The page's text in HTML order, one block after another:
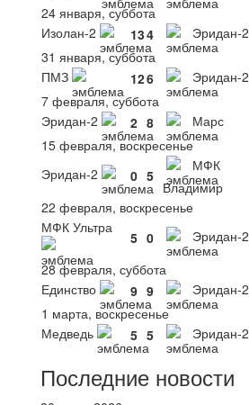
24 января, суббота
Изолан-2
134 Эридан-2
31 января, суббота
ПМЗ
126 Эридан-2
7 февраля, суббота
Эридан-2
2 8 Марс
15 февраля, воскресенье
Эридан-2
0 5
МФК
Владимир
22 февраля, воскресенье
МФК Ультра
5 0 Эридан-2
28 февраля, суббота
Единство
9 9 Эридан-2
1 марта, воскресенье
Медведь
5 5 Эридан-2
Последние новости